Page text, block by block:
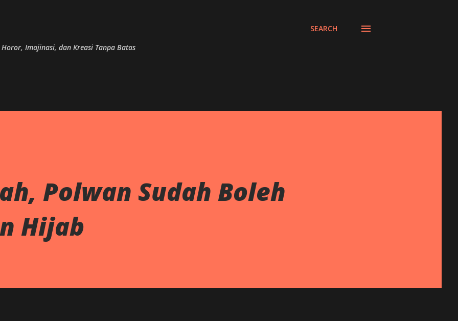
Imajinasi, dan Kreasi Tanpa Batas
SEARCH
Polwan Sudah Boleh
Hijab